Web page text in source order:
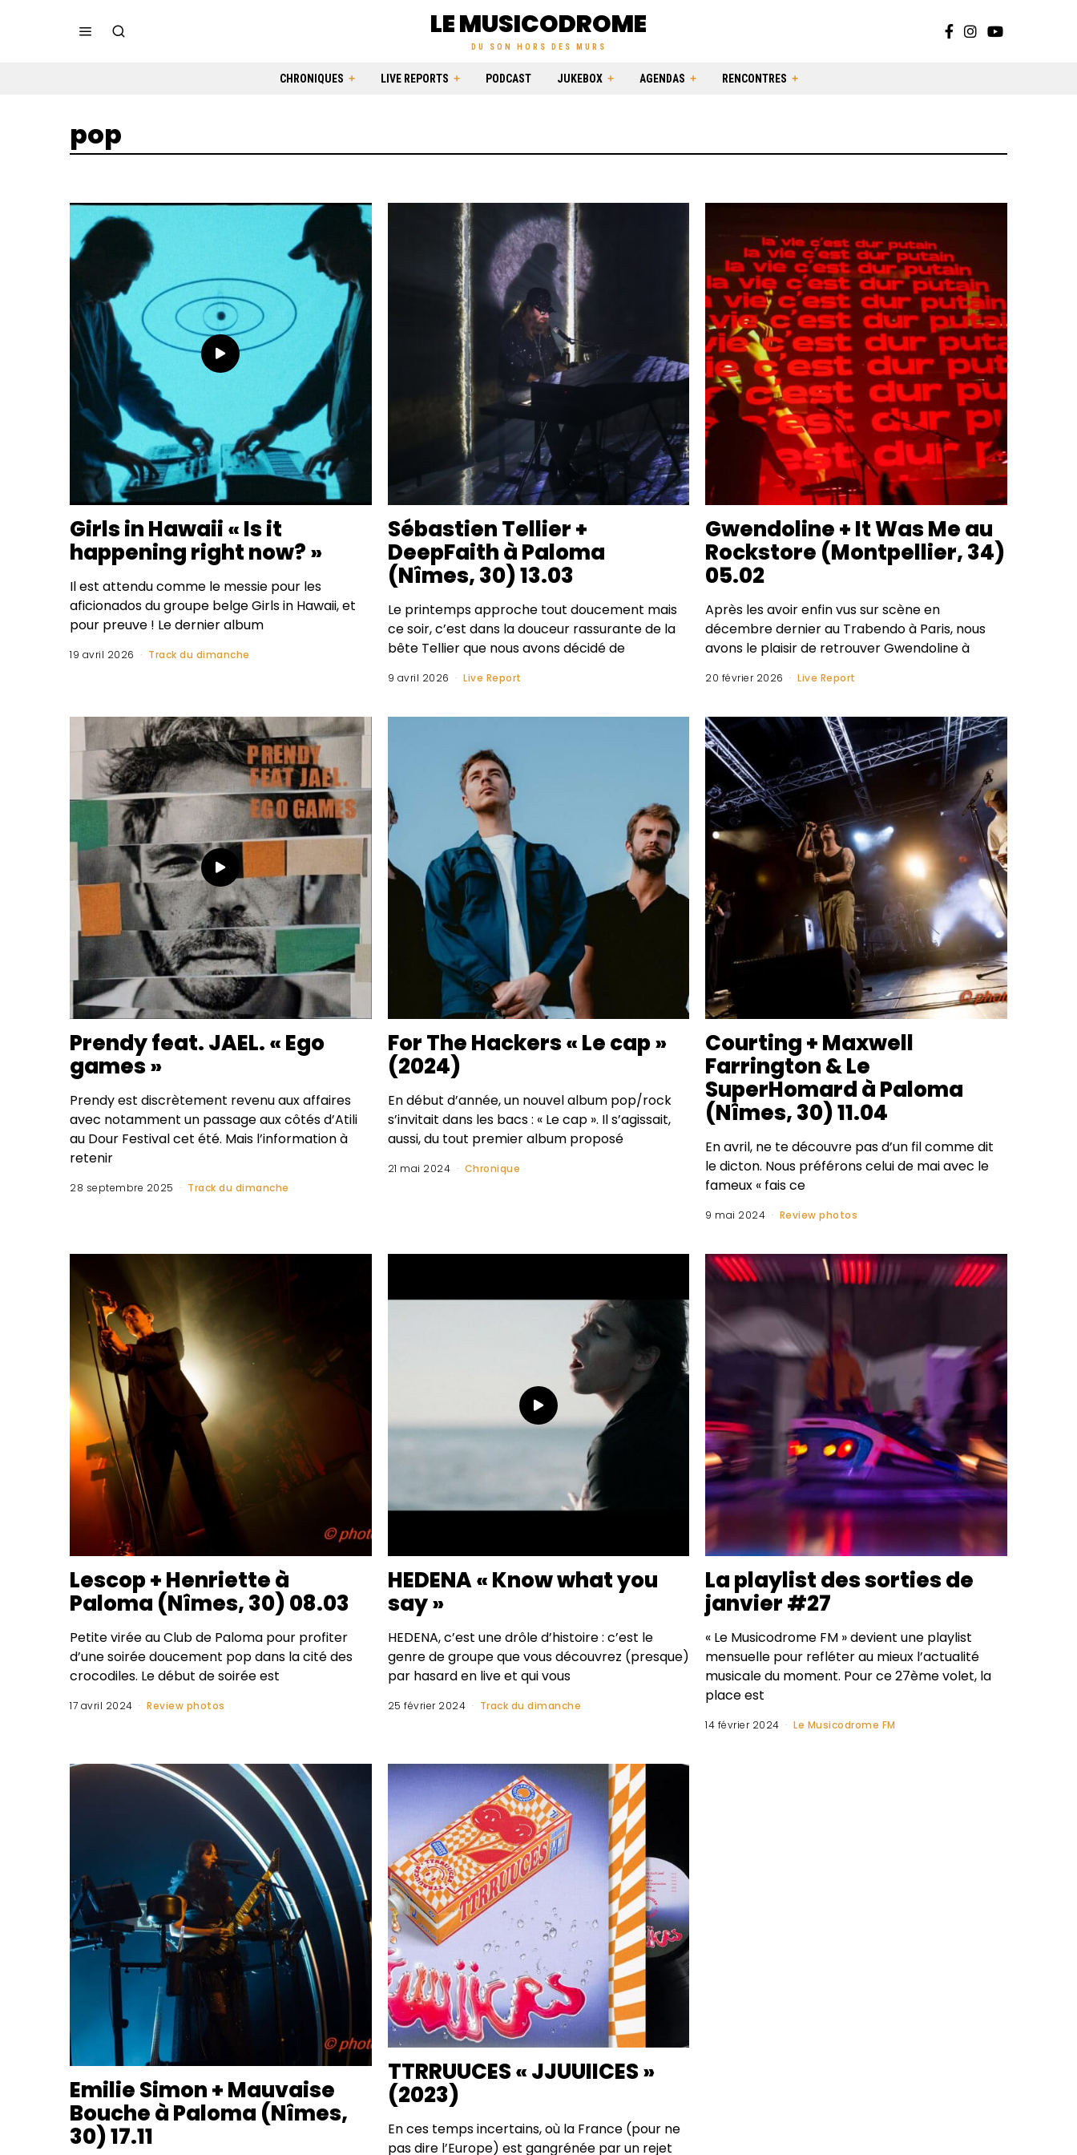
LE MUSICODROME
DU SON HORS DES MURS
CHRONIQUES LIVE REPORTS PODCAST JUKEBOX AGENDAS RENCONTRES
pop
Girls in Hawaii « Is it
happening right now? »
Il est attendu comme le messie pour les
aficionados du groupe belge Girls in Hawaii, et
pour preuve ! Le dernier album
19 avril 2026 Track du dimanche
Sébastien Tellier +
DeepFaith à Paloma
(Nîmes, 30) 13.03
Le printemps approche tout doucement mais
ce soir, c’est dans la douceur rassurante de la
bête Tellier que nous avons décidé de
9 avril 2026 Live Report
Gwendoline + It Was Me au
Rockstore (Montpellier, 34)
05.02
Après les avoir enfin vus sur scène en
décembre dernier au Trabendo à Paris, nous
avons le plaisir de retrouver Gwendoline à
20 février 2026 Live Report
Prendy feat. JAEL. « Ego
games »
Prendy est discrètement revenu aux affaires
avec notamment un passage aux côtés d’Atili
au Dour Festival cet été. Mais l’information à
retenir
28 septembre 2025 Track du dimanche
For The Hackers « Le cap »
(2024)
En début d’année, un nouvel album pop/rock
s’invitait dans les bacs : « Le cap ». Il s’agissait,
aussi, du tout premier album proposé
21 mai 2024 Chronique
Courting + Maxwell
Farrington & Le
SuperHomard à Paloma
(Nîmes, 30) 11.04
En avril, ne te découvre pas d’un fil comme dit
le dicton. Nous préférons celui de mai avec le
fameux « fais ce
9 mai 2024 Review photos
Lescop + Henriette à
Paloma (Nîmes, 30) 08.03
Petite virée au Club de Paloma pour profiter
d’une soirée doucement pop dans la cité des
crocodiles. Le début de soirée est
17 avril 2024 Review photos
HEDENA « Know what you
say »
HEDENA, c’est une drôle d’histoire : c’est le
genre de groupe que vous découvrez (presque)
par hasard en live et qui vous
25 février 2024 Track du dimanche
La playlist des sorties de
janvier #27
« Le Musicodrome FM » devient une playlist
mensuelle pour refléter au mieux l’actualité
musicale du moment. Pour ce 27ème volet, la
place est
14 février 2024 Le Musicodrome FM
Emilie Simon + Mauvaise
Bouche à Paloma (Nîmes,
30) 17.11
TTRRUUCES « JJUUIICES »
(2023)
En ces temps incertains, où la France (pour ne
pas dire l’Europe) est gangrénée par un rejet